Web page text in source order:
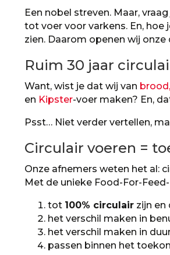
Een nobel streven. Maar,
tot voer voor varkens. En,
zien. Daarom openen wij
Ruim 30 jaar
Want, wist je dat wij van
en Kipster-voer maken? En,
Psst… Niet verder vertellen,
Circulair voeren =
Onze afnemers weten het al:
Met de unieke Food-For-
tot 100% circulair zijn en
het verschil maken in
het verschil maken in
passen binnen het